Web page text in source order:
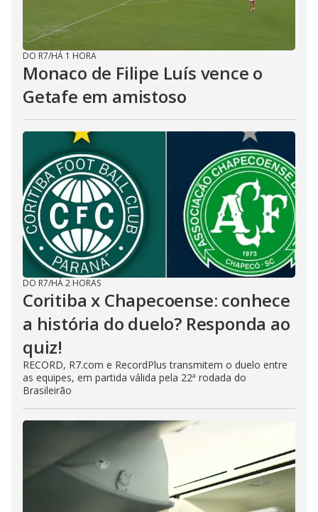
DO R7/HÁ 1 HORA
Monaco de Filipe Luís vence o
Getafe em amistoso
DO R7/HÁ 2 HORAS
Coritiba x Chapecoense: conhece
a história do duelo? Responda ao
quiz!
RECORD, R7.com e RecordPlus transmitem o duelo entre
as equipes, em partida válida pela 22ª rodada do
Brasileirão